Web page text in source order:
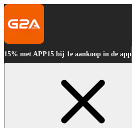
15% met APP15 bij 1e aankoop in de app